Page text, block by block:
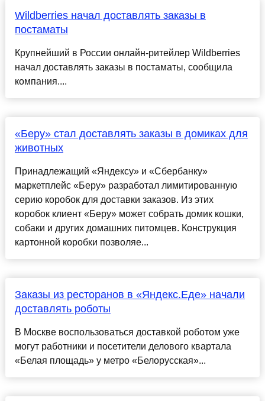
Wildberries начал доставлять заказы в
постаматы
Крупнейший в России онлайн-ритейлер Wildberries
начал доставлять заказы в постаматы, сообщила
компания....
«Беру» стал доставлять заказы в домиках для
животных
Принадлежащий «Яндексу» и «Сбербанку»
маркетплейс «Беру» разработал лимитированную
серию коробок для доставки заказов. Из этих
коробок клиент «Беру» может собрать домик кошки,
собаки и других домашних питомцев. Конструкция
картонной коробки позволяе...
Заказы из ресторанов в «Яндекс.Еде» начали
доставлять роботы
В Москве воспользоваться доставкой роботом уже
могут работники и посетители делового квартала
«Белая площадь» у метро «Белорусская»...